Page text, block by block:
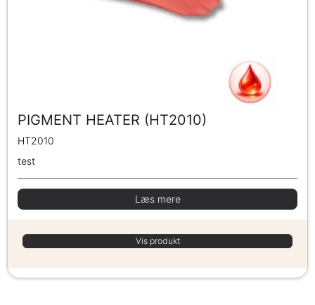
PIGMENT HEATER (HT2010)
HT2010
test
Læs mere
Vis produkt